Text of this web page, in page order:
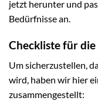
jetzt herunter und
Bedürfnisse an.
Checkliste für
Um sicherzustellen,
wird, haben wir hier
zusammengestellt: